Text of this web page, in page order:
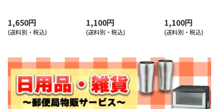
1,650円
(送料別・税込)
1,100円
(送料別・税込)
1,100円
(送料別・税込)